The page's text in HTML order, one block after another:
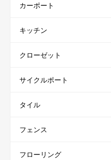
カーポート
キッチン
クローゼット
サイクルポート
タイル
フェンス
フローリング